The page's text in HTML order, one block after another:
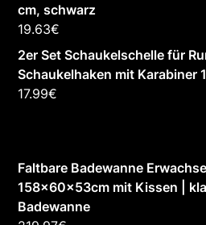
cm, schwarz
19.63€
2er Set Schaukelschelle für
Schaukelhaken mit Karabiner
17.99€
Faltbare Badewanne
158x60x53cm mit Kissen |
Badewanne